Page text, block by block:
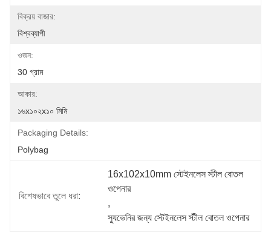
বিক্রয় বাজার:
বিশ্বব্যাপী
ওজন:
30 গ্রাম
আকার:
১৬x১০২x১০ মিমি
Packaging Details:
Polybag
বিশেষভাবে তুলে ধরা:
16x102x10mm স্টেইনলেস স্টীল বোতল
ওপেনার
,
স্যুভেনির জন্য স্টেইনলেস স্টীল বোতল ওপেনার